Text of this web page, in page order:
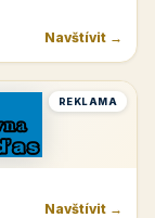
Navštívit →
REKLAMA
Navštívit →